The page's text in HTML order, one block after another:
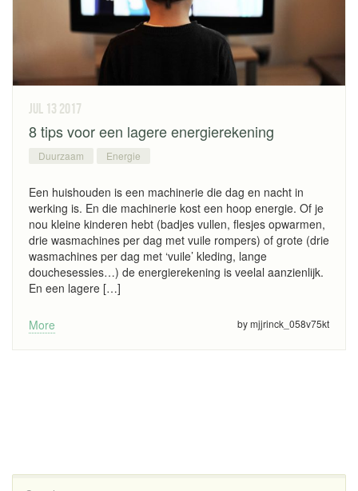
jul 13 2017
8 tips voor een lagere energierekening
Duurzaam Energie
Een huishouden is een machinerie die dag en nacht in
werking is. En die machinerie kost een hoop energie. Of je
nou kleine kinderen hebt (badjes vullen, flesjes opwarmen,
drie wasmachines per dag met vuile rompers) of grote (drie
wasmachines per dag met ‘vuile’ kleding, lange
douchesessies…) de energierekening is veelal aanzienlijk.
En een lagere […]
More by mjjrinck_058v75kt